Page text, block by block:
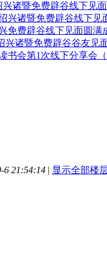
兴诸暨免费辟谷线下见
兴诸暨免费辟谷线下见
免费辟谷线下见面圆满
兴诸暨免费辟谷谷友见
书会第1次线下分享会（
6 21:54:14 | 显示全部楼